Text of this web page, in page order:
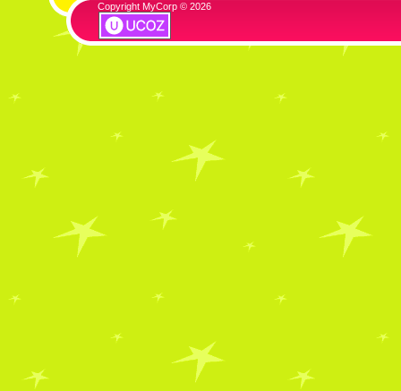
Copyright MyCorp © 2026